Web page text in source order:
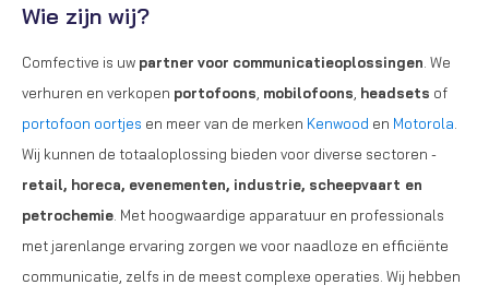
Wie zijn wij?
Comfective is uw partner voor communicatieoplossingen . We
verhuren en verkopen portofoons mobilofoons headsets of
portofoon oortjes en meer van de merken Kenwood en Motorola
Wij kunnen de totaaloplossing bieden voor diverse sectoren -
retail, horeca, evenementen, industrie, scheepvaart en
petrochemie . Met hoogwaardige apparatuur en professionals
met jarenlange ervaring zorgen we voor naadloze en efficiënte
communicatie, zelfs in de meest complexe operaties. Wij hebben